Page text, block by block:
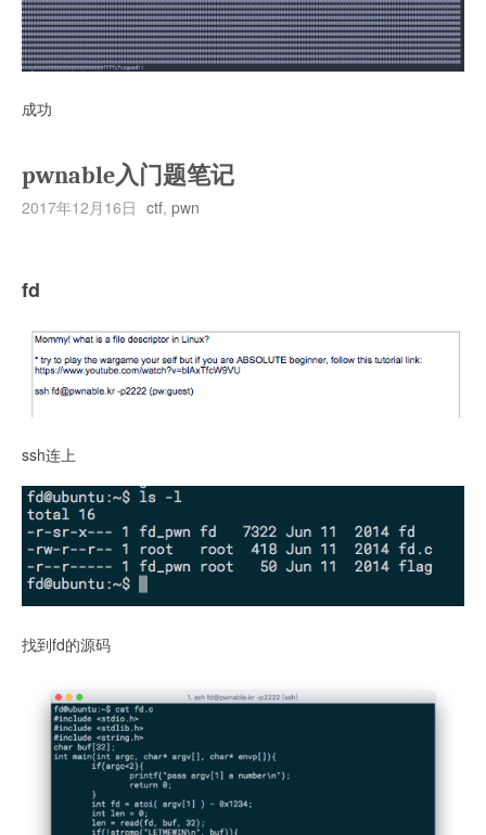
成功
pwnable入门题笔记
2017年12月16日 ctf, pwn
fd
ssh连上
找到fd的源码